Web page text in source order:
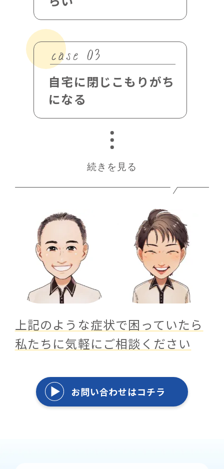
自宅に閉じこもりがち
になる
上記のような症状で困っていたら
私たちに気軽にご相談ください
お問い合わせはコチラ